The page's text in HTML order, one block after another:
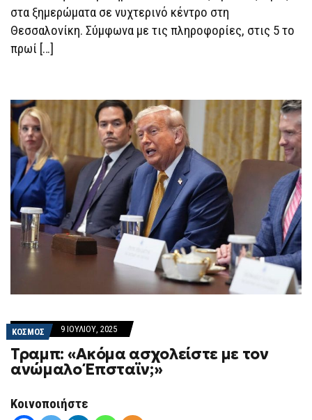
στα ξημερώματα σε νυχτερινό κέντρο στη
Θεσσαλονίκη. Σύμφωνα με τις πληροφορίες, στις 5 το
πρωί […]
ΚΟΣΜΟΣ 9 ΙΟΥΛΊΟΥ, 2025
Τραμπ: «Ακόμα ασχολείστε με τον
ανώμαλο Έπσταϊν;»
Κοινοποιήστε